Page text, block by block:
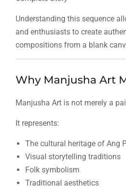
Understanding this sequence
and enthusiasts to create
compositions from a blank
Why Manjusha Art
Manjusha Art is not merely a
It represents:
The cultural heritage of Ang
Visual storytelling traditions
Folk symbolism
Traditional aesthetics